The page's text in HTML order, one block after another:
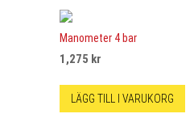
Manometer 4 bar
1,275 kr
LÄGG TILL I VARUKORG